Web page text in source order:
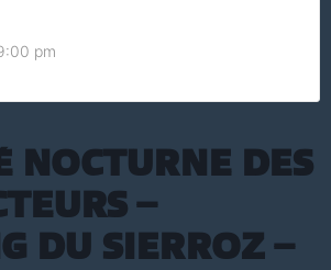
pm
Nocturne des
–
du Sierroz –